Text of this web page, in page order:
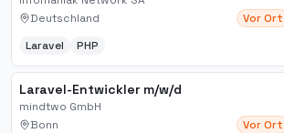
Deutschland
Vor Ort
Laravel PHP
Laravel-Entwickler m/w/d
mindtwo GmbH
Bonn
Vor Ort